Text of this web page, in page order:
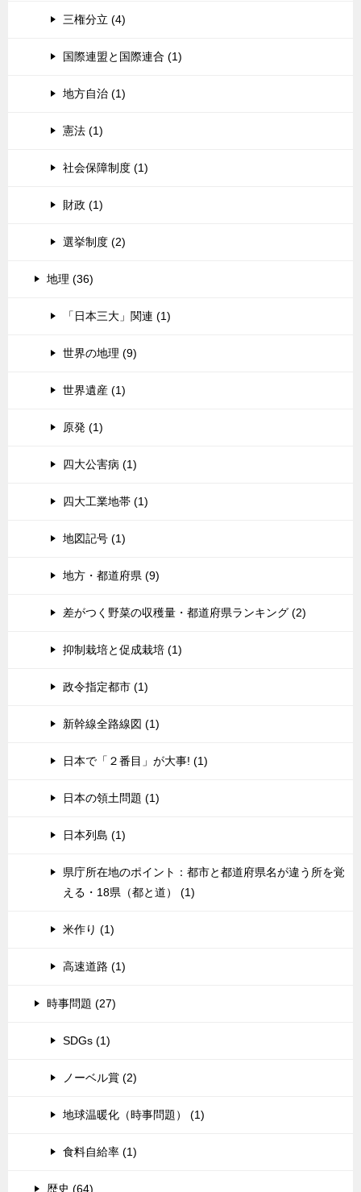
三権分立 (4)
国際連盟と国際連合 (1)
地方自治 (1)
憲法 (1)
社会保障制度 (1)
財政 (1)
選挙制度 (2)
地理 (36)
「日本三大」関連 (1)
世界の地理 (9)
世界遺産 (1)
原発 (1)
四大公害病 (1)
四大工業地帯 (1)
地図記号 (1)
地方・都道府県 (9)
差がつく野菜の収穫量・都道府県ランキング (2)
抑制栽培と促成栽培 (1)
政令指定都市 (1)
新幹線全路線図 (1)
日本で「２番目」が大事! (1)
日本の領土問題 (1)
日本列島 (1)
県庁所在地のポイント：都市と都道府県名が違う所を覚
える・18県（都と道） (1)
米作り (1)
高速道路 (1)
時事問題 (27)
SDGs (1)
ノーベル賞 (2)
地球温暖化（時事問題） (1)
食料自給率 (1)
歴史 (64)